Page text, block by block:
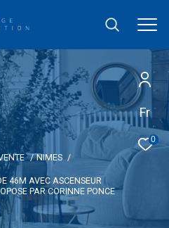
Fr
0
NIMES
46M AVEC ASCENSEUR
PAR CORINNE PONCE